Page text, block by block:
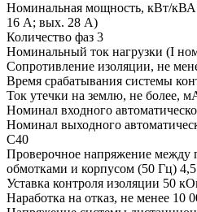
Номинальная мощность, кВт/
16 А; вых. 28 А)
Количество фаз 3
Номинальный ток нагрузки (I
Сопротивление изоляции, не
Время срабатывания системы
Ток утечки на землю, не более,
Номинал входного
Номинал выходного
С40
Проверочное напряжение между
обмотками и корпусом (50 Гц)
Уставка контроля изоляции 50
Наработка на отказ, не менее 10